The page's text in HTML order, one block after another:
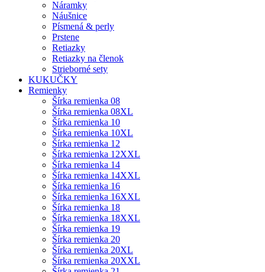
Náramky
Náušnice
Písmená & perly
Prstene
Retiazky
Retiazky na členok
Strieborné sety
KUKUČKY
Remienky
Šírka remienka 08
Šírka remienka 08XL
Šírka remienka 10
Šírka remienka 10XL
Šírka remienka 12
Šírka remienka 12XXL
Šírka remienka 14
Šírka remienka 14XXL
Šírka remienka 16
Šírka remienka 16XXL
Šírka remienka 18
Šírka remienka 18XXL
Šírka remienka 19
Šírka remienka 20
Šírka remienka 20XL
Šírka remienka 20XXL